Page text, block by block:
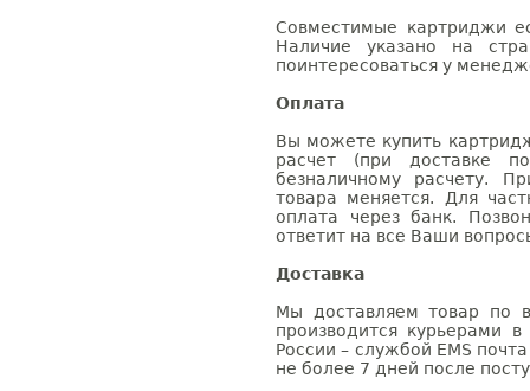
Совместимые картриджи
Наличие указано на
поинтересоваться у
Оплата
Вы можете купить
расчет (при доставке
безналичному расчету.
товара меняется. Для
оплата через банк.
ответит на все Ваши
Доставка
Мы доставляем товар по
производится курьерами
России – службой EMS
не более 7 дней после